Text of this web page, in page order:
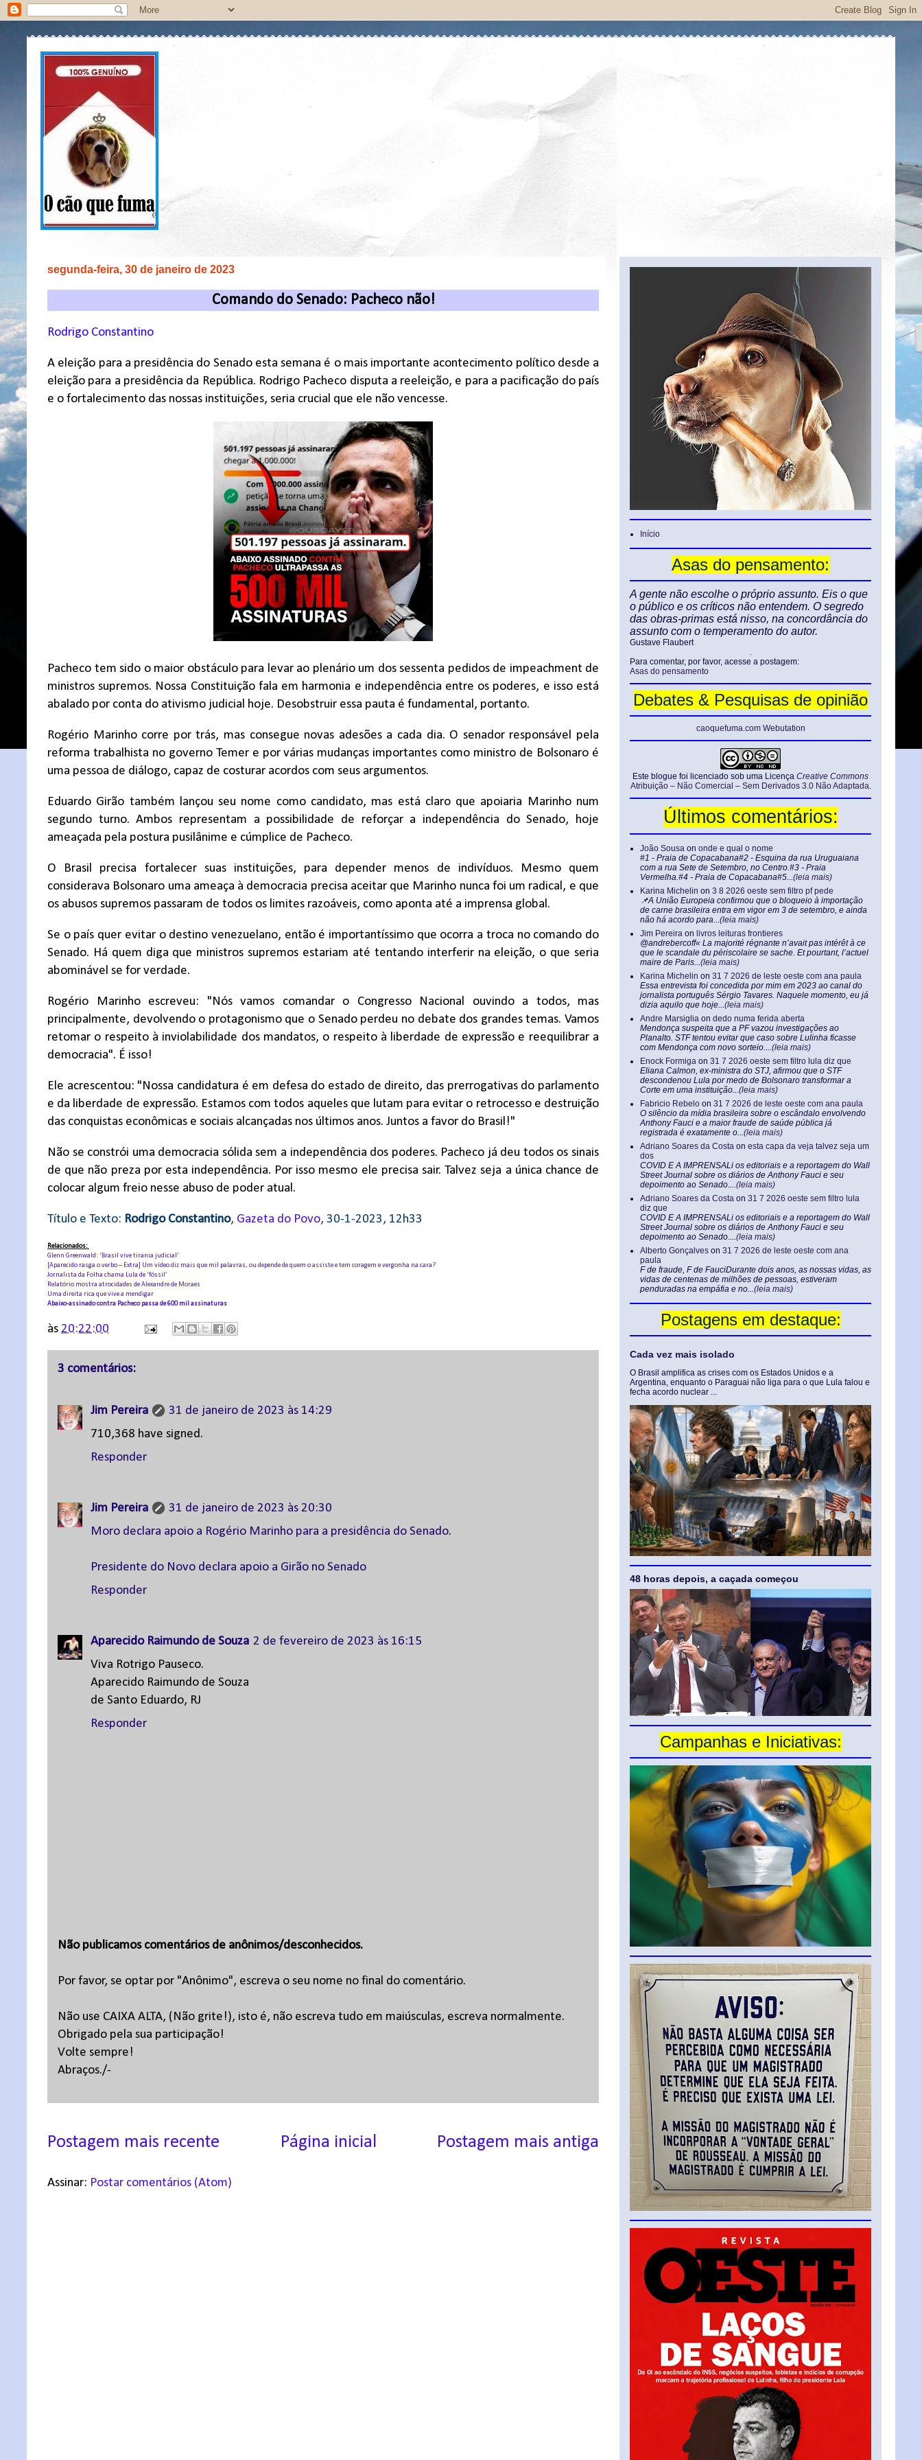
segunda-feira, 30 de janeiro de 2023
Comando do Senado: Pacheco não!
Rodrigo Constantino
A eleição para a presidência do Senado esta semana é o mais importante acontecimento político desde a
eleição para a presidência da República. Rodrigo Pacheco disputa a reeleição, e para a pacificação do país
e o fortalecimento das nossas instituições, seria crucial que ele não vencesse.
Pacheco tem sido o maior obstáculo para levar ao plenário um dos sessenta pedidos de impeachment de
ministros supremos. Nossa Constituição fala em harmonia e independência entre os poderes, e isso está
abalado por conta do ativismo judicial hoje. Desobstruir essa pauta é fundamental, portanto.
Rogério Marinho corre por trás, mas consegue novas adesões a cada dia. O senador responsável pela
reforma trabalhista no governo Temer e por várias mudanças importantes como ministro de Bolsonaro é
uma pessoa de diálogo, capaz de costurar acordos com seus argumentos.
Eduardo Girão também lançou seu nome como candidato, mas está claro que apoiaria Marinho num
segundo turno. Ambos representam a possibilidade de reforçar a independência do Senado, hoje
ameaçada pela postura pusilânime e cúmplice de Pacheco.
O Brasil precisa fortalecer suas instituições, para depender menos de indivíduos. Mesmo quem
considerava Bolsonaro uma ameaça à democracia precisa aceitar que Marinho nunca foi um radical, e que
os abusos supremos passaram de todos os limites razoáveis, como aponta até a imprensa global.
Se o país quer evitar o destino venezuelano, então é importantíssimo que ocorra a troca no comando do
Senado. Há quem diga que ministros supremos estariam até tentando interferir na eleição, o que seria
abominável se for verdade.
Rogério Marinho escreveu: "Nós vamos comandar o Congresso Nacional ouvindo a todos, mas
principalmente, devolvendo o protagonismo que o Senado perdeu no debate dos grandes temas. Vamos
retomar o respeito à inviolabilidade dos mandatos, o respeito à liberdade de expressão e reequilibrar a
democracia". É isso!
Ele acrescentou: "Nossa candidatura é em defesa do estado de direito, das prerrogativas do parlamento
e da liberdade de expressão. Estamos com todos aqueles que lutam para evitar o retrocesso e destruição
das conquistas econômicas e sociais alcançadas nos últimos anos. Juntos a favor do Brasil!"
Não se constrói uma democracia sólida sem a independência dos poderes. Pacheco já deu todos os sinais
de que não preza por esta independência. Por isso mesmo ele precisa sair. Talvez seja a única chance de
colocar algum freio nesse abuso de poder atual.
Título e Texto: Rodrigo Constantino, Gazeta do Povo, 30-1-2023, 12h33
Relacionados:
Glenn Greenwald: ‘Brasil vive tirania judicial’
[Aparecido rasga o verbo – Extra] Um vídeo diz mais que mil palavras, ou depende de quem o assiste e tem coragem e vergonha na cara?
Jornalista da Folha chama Lula de ‘fóssil’
Relatório mostra atrocidades de Alexandre de Moraes
Uma direita rica que vive a mendigar
Abaixo-assinado contra Pacheco passa de 600 mil assinaturas
às 20:22:00
3 comentários:
Jim Pereira
31 de janeiro de 2023 às 14:29
710,368 have signed.
Responder
Jim Pereira
31 de janeiro de 2023 às 20:30
Moro declara apoio a Rogério Marinho para a presidência do Senado.
Presidente do Novo declara apoio a Girão no Senado
Responder
Aparecido Raimundo de Souza 2 de fevereiro de 2023 às 16:15
Viva Rotrigo Pauseco.
Aparecido Raimundo de Souza
de Santo Eduardo, RJ
Responder
Não publicamos comentários de anônimos/desconhecidos.
Por favor, se optar por "Anônimo", escreva o seu nome no final do comentário.
Não use CAIXA ALTA, (Não grite!), isto é, não escreva tudo em maiúsculas, escreva normalmente.
Obrigado pela sua participação!
Volte sempre!
Abraços./-
Postagem mais recente Postagem mais antiga
Página inicial
Assinar: Postar comentários (Atom)
Início
Asas do pensamento:
A gente não escolhe o próprio assunto. Eis o que
o público e os críticos não entendem. O segredo
das obras-primas está nisso, na concordância do
assunto com o temperamento do autor.
Gustave Flaubert
.
Para comentar, por favor, acesse a postagem:
Asas do pensamento
Debates & Pesquisas de opinião
caoquefuma.com Webutation
Este blogue foi licenciado sob uma Licença Creative Commons
Atribuição – Não Comercial – Sem Derivados 3.0 Não Adaptada.
Últimos comentários:
João Sousa on onde e qual o nome
#1 - Praia de Copacabana#2 - Esquina da rua Uruguaiana
com a rua Sete de Setembro, no Centro.#3 - Praia
Vermelha.#4 - Praia de Copacabana#5...(leia mais)
Karina Michelin on 3 8 2026 oeste sem filtro pf pede
📌A União Europeia confirmou que o bloqueio à importação
de carne brasileira entra em vigor em 3 de setembro, e ainda
não há acordo para...(leia mais)
Jim Pereira on livros leituras frontieres
@andrebercoff« La majorité régnante n’avait pas intérêt à ce
que le scandale du périscolaire se sache. Et pourtant, l’actuel
maire de Paris...(leia mais)
Karina Michelin on 31 7 2026 de leste oeste com ana paula
Essa entrevista foi concedida por mim em 2023 ao canal do
jornalista português Sérgio Tavares. Naquele momento, eu já
dizia aquilo que hoje...(leia mais)
Andre Marsiglia on dedo numa ferida aberta
Mendonça suspeita que a PF vazou investigações ao
Planalto. STF tentou evitar que caso sobre Lulinha ficasse
com Mendonça com novo sorteio....(leia mais)
Enock Formiga on 31 7 2026 oeste sem filtro lula diz que
Eliana Calmon, ex-ministra do STJ, afirmou que o STF
descondenou Lula por medo de Bolsonaro transformar a
Corte em uma instituição...(leia mais)
Fabricio Rebelo on 31 7 2026 de leste oeste com ana paula
O silêncio da mídia brasileira sobre o escândalo envolvendo
Anthony Fauci e a maior fraude de saúde pública já
registrada é exatamente o...(leia mais)
Adriano Soares da Costa on esta capa da veja talvez seja um
dos
COVID E A IMPRENSALi os editoriais e a reportagem do Wall
Street Journal sobre os diários de Anthony Fauci e seu
depoimento ao Senado....(leia mais)
Adriano Soares da Costa on 31 7 2026 oeste sem filtro lula
diz que
COVID E A IMPRENSALi os editoriais e a reportagem do Wall
Street Journal sobre os diários de Anthony Fauci e seu
depoimento ao Senado....(leia mais)
Alberto Gonçalves on 31 7 2026 de leste oeste com ana
paula
F de fraude, F de FauciDurante dois anos, as nossas vidas, as
vidas de centenas de milhões de pessoas, estiveram
penduradas na empáfia e no...(leia mais)
Postagens em destaque:
Cada vez mais isolado
O Brasil amplifica as crises com os Estados Unidos e a
Argentina, enquanto o Paraguai não liga para o que Lula falou e
fecha acordo nuclear ...
48 horas depois, a caçada começou
Campanhas e Iniciativas: